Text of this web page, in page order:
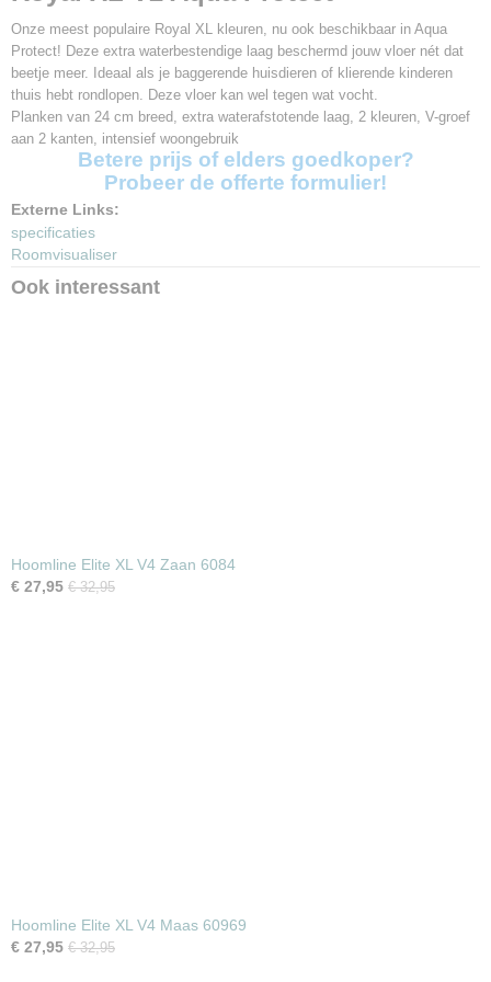
Aantal planken per pak
8 planken
Afmetingen
1261 x 244 x 8mm
V-groef
2V lange zijde
Garantie
Uniclic
Vloerverwarming
Waterbestendig
Onze meest populaire Royal XL kleuren, nu ook beschikbaar in Aqua
Protect! Deze extra waterbestendige laag beschermd jouw vloer nét dat
beetje meer. Ideaal als je baggerende huisdieren of klierende kinderen
thuis hebt rondlopen. Deze vloer kan wel tegen wat vocht.
Planken van 24 cm breed, extra waterafstotende laag, 2 kleuren, V-groef
aan 2 kanten, intensief woongebruik
Betere prijs of elders goedkoper?
Probeer de offerte formulier!
Externe Links:
specificaties
Roomvisualiser
Ook interessant
Hoomline Elite XL V4 Zaan 6084
€ 27,95 € 32,95
Hoomline Elite XL V4 Maas 60969
€ 27,95 € 32,95